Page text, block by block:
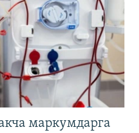
маркумдарга